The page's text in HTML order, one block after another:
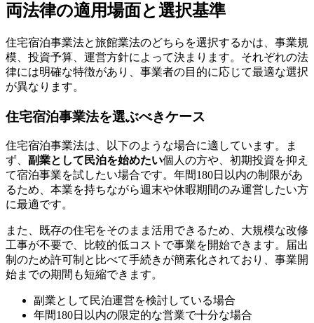
両法律の適用場面と選択基準
住宅宿泊事業法と旅館業法のどちらを選択するかは、事業規
模、投資予算、運営方針によって決まります。それぞれの法
律には明確な特徴があり、事業者の目的に応じて最適な選択
が異なります。
住宅宿泊事業法を選ぶべきケース
住宅宿泊事業法は、以下のような場合に適しています。ま
ず、 副業として民泊を始めたい個人の方や、初期投資を抑え
て宿泊事業を試したい場合です。年間180日以内の制限があ
るため、本業を持ちながら週末や休暇期間のみ運営したい方
に最適です。
また、既存の住宅をそのまま活用できるため、大規模な改修
工事が不要で、比較的低コストで事業を開始できます。届出
制のため許可制と比べて手続きが簡素化されており、事業開
始までの期間も短縮できます。
副業として民泊運営を検討している場合
年間180日以内の限定的な営業で十分な場合